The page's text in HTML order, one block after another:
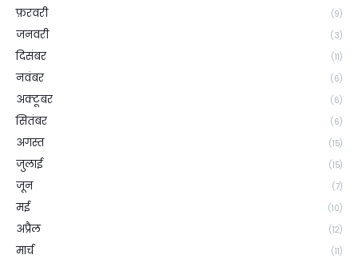
फ़रवरी (9)
जनवरी (3)
दिसंबर (11)
नवंबर (6)
अक्टूबर (6)
सितंबर (6)
अगस्त (15)
जुलाई (15)
जून (7)
मई (10)
अप्रैल (12)
मार्च (11)